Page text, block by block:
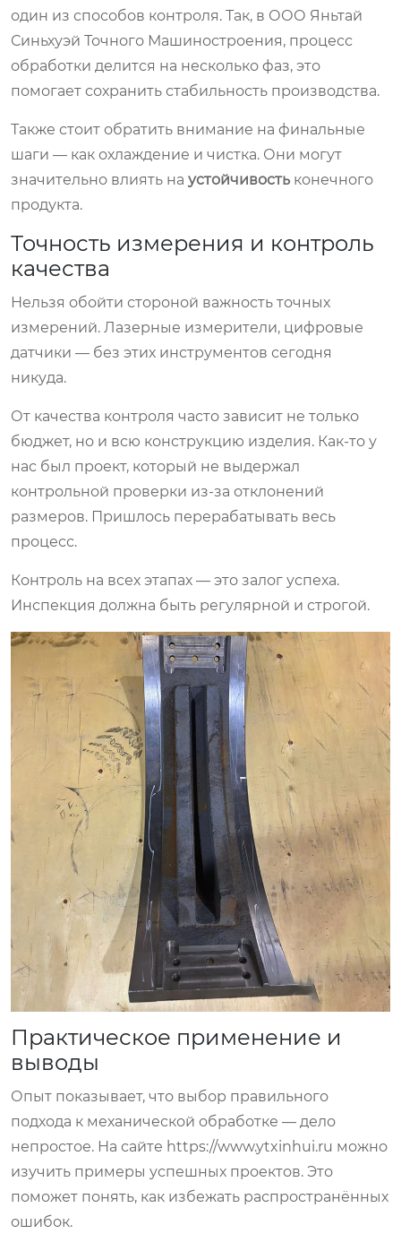
один из способов контроля. Так, в ООО Яньтай
Синьхуэй Точного Машиностроения, процесс
обработки делится на несколько фаз, это
помогает сохранить стабильность производства.
Также стоит обратить внимание на финальные
шаги — как охлаждение и чистка. Они могут
значительно влиять на устойчивость конечного
продукта.
Точность измерения и контроль
качества
Нельзя обойти стороной важность точных
измерений. Лазерные измерители, цифровые
датчики — без этих инструментов сегодня
никуда.
От качества контроля часто зависит не только
бюджет, но и всю конструкцию изделия. Как-то у
нас был проект, который не выдержал
контрольной проверки из-за отклонений
размеров. Пришлось перерабатывать весь
процесс.
Контроль на всех этапах — это залог успеха.
Инспекция должна быть регулярной и строгой.
Практическое применение и
выводы
Опыт показывает, что выбор правильного
подхода к механической обработке — дело
непростое. На сайте https://www.ytxinhui.ru можно
изучить примеры успешных проектов. Это
поможет понять, как избежать распространённых
ошибок.